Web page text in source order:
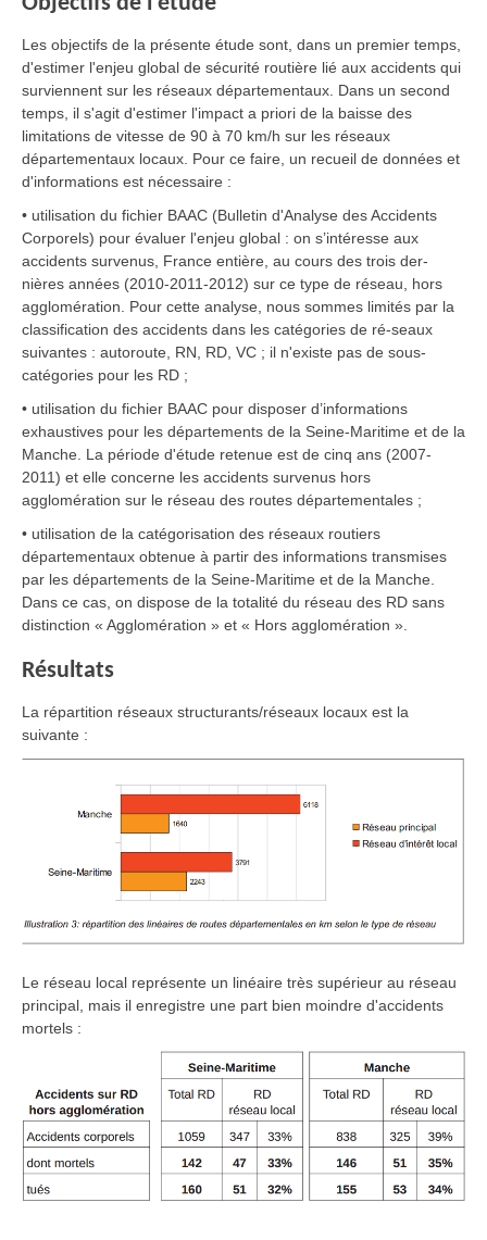
Les objectifs de la présente étude sont, dans un premier temps,
d'estimer l'enjeu global de sécurité routière lié aux accidents qui
surviennent sur les réseaux départementaux. Dans un second
temps, il s'agit d'estimer l'impact a priori de la baisse des
limitations de vitesse de 90 à 70 km/h sur les réseaux
départementaux locaux. Pour ce faire, un recueil de données et
d'informations est nécessaire :
• utilisation du fichier BAAC (Bulletin d'Analyse des Accidents
Corporels) pour évaluer l'enjeu global : on s’intéresse aux
accidents survenus, France entière, au cours des trois der-
nières années (2010-2011-2012) sur ce type de réseau, hors
agglomération. Pour cette analyse, nous sommes limités par la
classification des accidents dans les catégories de ré-seaux
suivantes : autoroute, RN, RD, VC ; il n'existe pas de sous-
catégories pour les RD ;
• utilisation du fichier BAAC pour disposer d’informations
exhaustives pour les départements de la Seine-Maritime et de la
Manche. La période d'étude retenue est de cinq ans (2007-
2011) et elle concerne les accidents survenus hors
agglomération sur le réseau des routes départementales ;
• utilisation de la catégorisation des réseaux routiers
départementaux obtenue à partir des informations transmises
par les départements de la Seine-Maritime et de la Manche.
Dans ce cas, on dispose de la totalité du réseau des RD sans
distinction « Agglomération » et « Hors agglomération ».
Résultats
La répartition réseaux structurants/réseaux locaux est la
suivante :
Le réseau local représente un linéaire très supérieur au réseau
principal, mais il enregistre une part bien moindre d'accidents
mortels :